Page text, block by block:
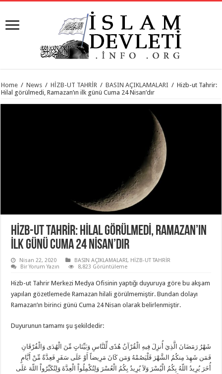
Home / News / HİZB-UT TAHRİR / BASIN AÇIKLAMALARI / Hizb-ut Tahrir:
Hilal görülmedi, Ramazan’ın ilk günü Cuma 24 Nisan’dır
HIZB-UT TAHRIR: HILAL GÖRÜLMEDI, RAMAZAN’IN
ILK GÜNÜ CUMA 24 NISAN’DIR
Nisan 22, 2020 BASIN AÇIKLAMALARI, HİZB-UT TAHRİR
Bir Yorum Yazın
8,823 Görüntüleme
Hizb-ut Tahrir Merkezi Medya Ofisinin yaptığı duyuruya göre bu akşam
yapılan gözetlemede Ramazan hilali görülmemiştir. Bundan dolayı
Ramazan’ın birinci günü Cuma 24 Nisan olarak belirlenmiştir.
Duyurunun tamamı şu şekildedir:
شَهْرُ رَمَضَانَ الَّذِيَ أُنزِلَ فِيهِ الْقُرْآنُ هُدًى لِّلنَّاسِ وَبَيِّنَاتٍ مِّنَ الْهُدَى وَالْفُرْقَانِ
فَمَن شَهِدَ مِنكُمُ الشَّهْرَ فَلْيَصُمْهُ وَمَن كَانَ مَرِيضاً أَوْ عَلَى سَفَرٍ فَعِدَّةٌ مِّنْ أَيَّامٍ
أُخَرَ يُرِيدُ اللّهُ بِكُمُ الْيُسْرَ وَلاَ يُرِيدُ بِكُمُ الْعُسْرَ وَلِتُكْمِلُواْ الْعِدَّةَ وَلِتُكَبِّرُواْ اللّهَ عَلَى